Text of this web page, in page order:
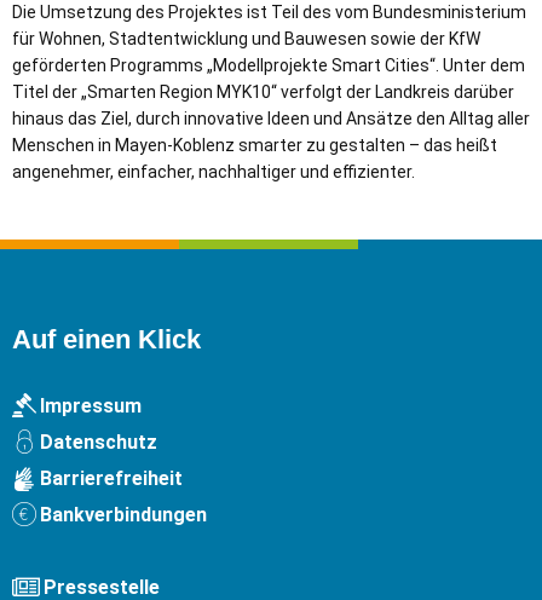
Die Umsetzung des Projektes ist Teil des vom Bundesministerium
für Wohnen, Stadtentwicklung und Bauwesen sowie der KfW
geförderten Programms „Modellprojekte Smart Cities“. Unter dem
Titel der „Smarten Region MYK10“ verfolgt der Landkreis darüber
hinaus das Ziel, durch innovative Ideen und Ansätze den Alltag aller
Menschen in Mayen-Koblenz smarter zu gestalten – das heißt
angenehmer, einfacher, nachhaltiger und effizienter.
Auf einen Klick
Impressum
Datenschutz
Barrierefreiheit
Bankverbindungen
Pressestelle